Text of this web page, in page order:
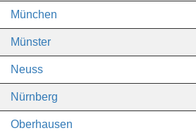
München
Münster
Neuss
Nürnberg
Oberhausen